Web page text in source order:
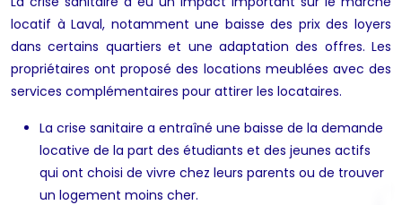
locatif à Laval, notamment une baisse des prix des loyers
dans certains quartiers et une adaptation des offres. Les
propriétaires ont proposé des locations meublées avec des
services complémentaires pour attirer les locataires.
La crise sanitaire a entraîné une baisse de la demande
locative de la part des étudiants et des jeunes actifs
qui ont choisi de vivre chez leurs parents ou de trouver
un logement moins cher.